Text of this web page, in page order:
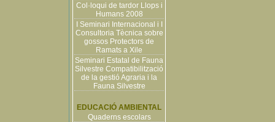
Col·loqui de tardor Llops i
Humans 2008
I Seminari Internacional i I
Consultoria Tècnica sobre
gossos Protectors de
Ramats a Xile
Seminari Estatal de Fauna
Silvestre Compatibilització
de la gestió Agraria i la
Fauna Silvestre
EDUCACIÓ AMBIENTAL
Quaderns escolars